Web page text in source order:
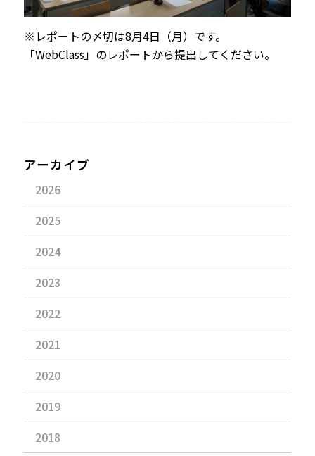
※レポートの〆切は8月4日（月）です。
「WebClass」のレポートから提出してください。
アーカイブ
2026
2025
2024
2023
2022
2021
2020
2019
2018